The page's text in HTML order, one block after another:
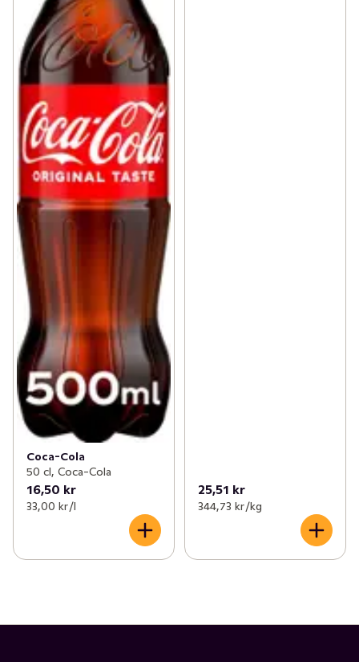
Coca-Cola
50 cl, Coca-Cola
16,50 kr
33,00 kr /l
25,51 kr
344,73 kr /kg